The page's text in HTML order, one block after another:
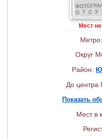
Мест
Метро:
Округ
Район:
До центра
Показать
Мест в